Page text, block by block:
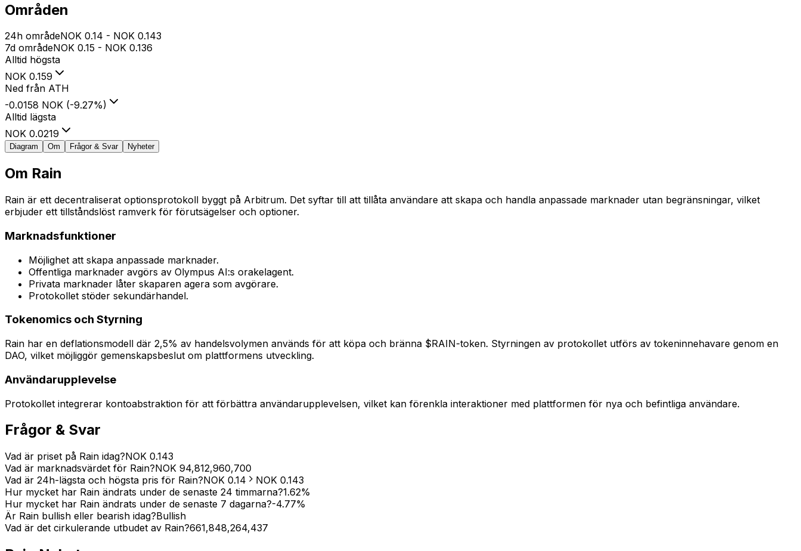
Områden
24h områdeNOK 0.14 - NOK 0.143
7d områdeNOK 0.15 - NOK 0.136
Alltid högsta
NOK 0.159
Ned från ATH
-0.0158 NOK (-9.27%)
Alltid lägsta
NOK 0.0219
Diagram Om Frågor & Svar Nyheter
Om Rain
Rain är ett decentraliserat optionsprotokoll byggt på Arbitrum. Det syftar till att tillåta användare att skapa och handla anpassade marknader utan begränsningar, vilket
erbjuder ett tillståndslöst ramverk för förutsägelser och optioner.
Marknadsfunktioner
Möjlighet att skapa anpassade marknader.
Offentliga marknader avgörs av Olympus AI:s orakelagent.
Privata marknader låter skaparen agera som avgörare.
Protokollet stöder sekundärhandel.
Tokenomics och Styrning
Rain har en deflationsmodell där 2,5% av handelsvolymen används för att köpa och bränna $RAIN-token. Styrningen av protokollet utförs av tokeninnehavare genom en
DAO, vilket möjliggör gemenskapsbeslut om plattformens utveckling.
Användarupplevelse
Protokollet integrerar kontoabstraktion för att förbättra användarupplevelsen, vilket kan förenkla interaktioner med plattformen för nya och befintliga användare.
Frågor & Svar
Vad är priset på Rain idag?NOK 0.143
Vad är marknadsvärdet för Rain?NOK 94,812,960,700
Vad är 24h-lägsta och högsta pris för Rain?NOK 0.14 NOK 0.143
Hur mycket har Rain ändrats under de senaste 24 timmarna?1.62%
Hur mycket har Rain ändrats under de senaste 7 dagarna?-4.77%
Är Rain bullish eller bearish idag?Bullish
Vad är det cirkulerande utbudet av Rain?661,848,264,437